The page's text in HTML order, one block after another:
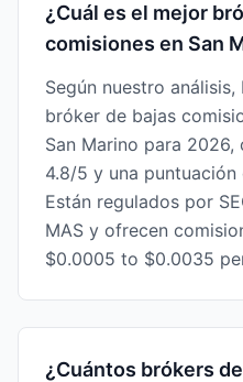
¿Cuál es el mejor
comisiones en San
Según nuestro
bróker de bajas
San Marino para
4.8/5 y una
Están regulados por
MAS y ofrecen
$0.0005 to $0.0035
¿Cuántos brókers